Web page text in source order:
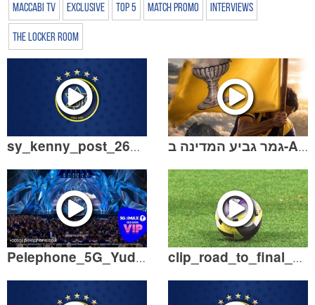
Maccabi TV Exclusive Top 5 Match Promo Interviews
The Locker Room
sy_kenny_post_260526LOWRES.mov גמר גביע המדינה ב-AI.mp4
Pelephone_5G_Yuda&Gal_6sec_16X9.mp4 clip_road_to_final_new.mp4